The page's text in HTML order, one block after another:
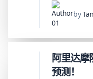
by
阿里达摩
预测！